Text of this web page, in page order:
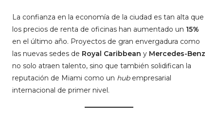
La confianza en la economía de la ciudad es tan alta que
los precios de renta de oficinas han aumentado un 15%
en el último año. Proyectos de gran envergadura como
las nuevas sedes de Royal Caribbean y Mercedes-Benz
no solo atraen talento, sino que también solidifican la
reputación de Miami como un hubempresarial
internacional de primer nivel.